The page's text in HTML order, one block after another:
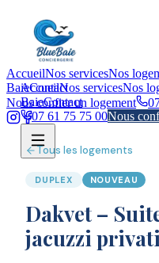
AccueilNos servicesNos
BaieContact
07 61 75 75 00Nous
AccueilNos servicesNos
BaieContact
Nous confier un logement
Tous les logements
DUPLEX NOUVEAU
Dakvet –
jacuzzi